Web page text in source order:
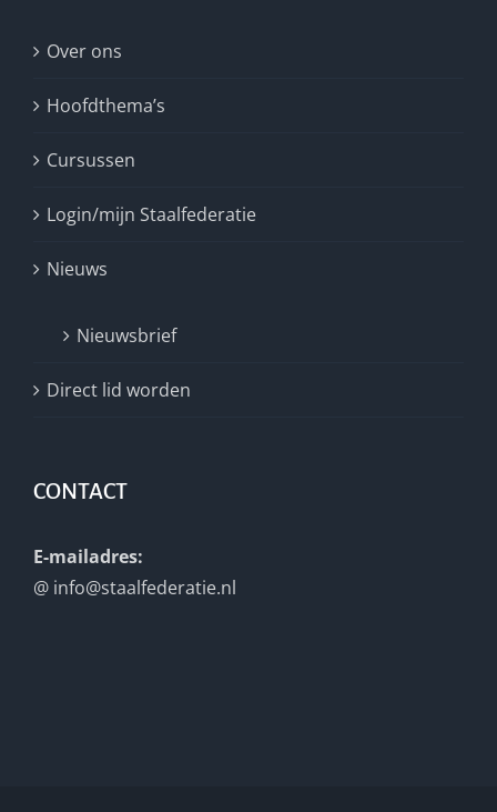
Over ons
Hoofdthema’s
Cursussen
Login/mijn Staalfederatie
Nieuws
Nieuwsbrief
Direct lid worden
CONTACT
E-mailadres:
@ info@staalfederatie.nl